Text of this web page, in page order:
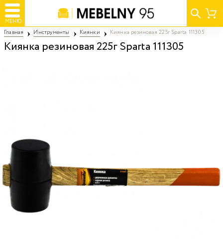
МЕНЮ
Главная Инструменты Киянки Киянка резиновая 225г Sparta 111305
Киянка резиновая 225г Sparta 111305